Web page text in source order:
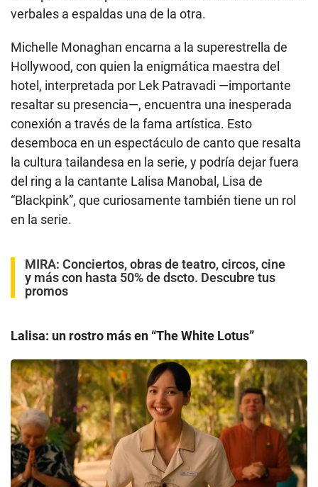
verbales a espaldas una de la otra.
Michelle Monaghan encarna a la superestrella de
Hollywood, con quien la enigmática maestra del
hotel, interpretada por Lek Patravadi —importante
resaltar su presencia—, encuentra una inesperada
conexión a través de la fama artística. Esto
desemboca en un espectáculo de canto que resalta
la cultura tailandesa en la serie, y podría dejar fuera
del ring a la cantante Lalisa Manobal, Lisa de
“Blackpink”, que curiosamente también tiene un rol
en la serie.
MIRA: Conciertos, obras de teatro, circos, cine
y más con hasta 50% de dscto. Descubre tus
promos
Lalisa: un rostro más en “The White Lotus”